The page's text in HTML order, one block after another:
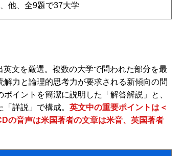
他、全9題で37大学
文を厳選。複数の大学で問われた部分を最
力と論理的思考力が要求される新傾向の問
イントを簡潔に説明した「解答解説」と、
「詳説」で構成。英文中の重要ポイントは＜
の音声は米国著者の文章は米音、英国著者